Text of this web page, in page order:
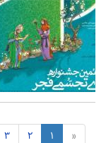
«
1
2
3